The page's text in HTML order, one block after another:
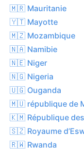
🇲🇷 Mauritanie
🇾🇹 Mayotte
🇲🇿 Mozambique
🇳🇦 Namibie
🇳🇪 Niger
🇳🇬 Nigeria
🇺🇬 Ouganda
🇲🇺 république de
🇰🇲 République
🇸🇿 Royaume
🇷🇼 Rwanda